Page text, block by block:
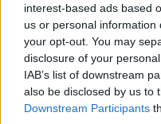
interest-based ads based
us or personal
your opt-out. You may
disclosure of your
IAB’s list of downstream
also be disclosed by us to
Downstream Participants
Egy bohóc karakter-
olyan férfi színészt,
énektudással az
végigkíséri a nézőket
jelenetek hatalmas
elevenednek meg.